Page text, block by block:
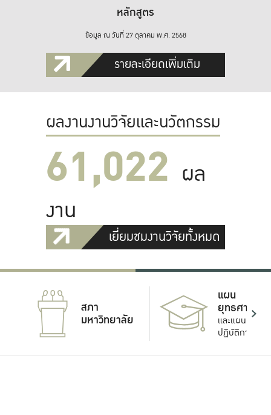
หลักสูตร
ข้อมูล ณ วันที่ 27 ตุลาคม พ.ศ. 2568
รายละเอียดเพิ่มเติม
ผลงานงานวิจัยและนวัตกรรม
61,022 ผล
งาน
เยี่ยมชมงานวิจัยทั้งหมด
สภา
มหาวิทยาลัย
แผน
ยุทธศาสตร์
และแผน
ปฏิบัติการ